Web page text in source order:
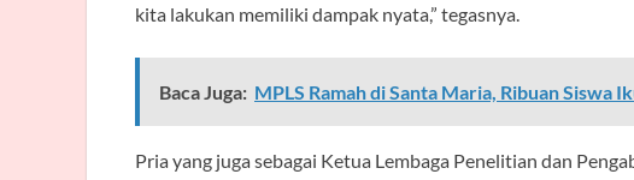
kita lakukan memiliki dampak nyata,” tegasnya.
Baca Juga: MPLS Ramah di Santa Maria, Ribuan Siswa
Pria yang juga sebagai Ketua Lembaga Penelitian dan